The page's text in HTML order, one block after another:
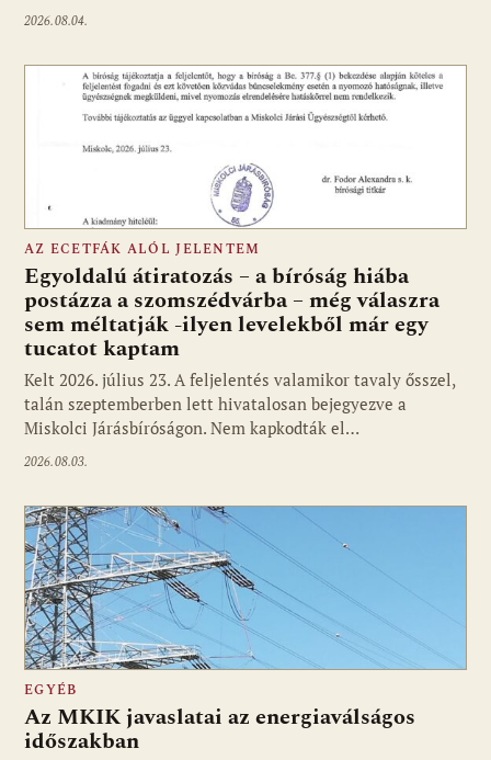
2026.08.04.
AZ ECETFÁK ALÓL JELENTEM
Egyoldalú átiratozás – a bíróság hiába
postázza a szomszédvárba – még válaszra
sem méltatják -ilyen levelekből már egy
tucatot kaptam
Kelt 2026. július 23. A feljelentés valamikor tavaly ősszel,
talán szeptemberben lett hivatalosan bejegyezve a
Miskolci Járásbíróságon. Nem kapkodták el…
2026.08.03.
EGYÉB
Az MKIK javaslatai az energiaválságos
időszakban